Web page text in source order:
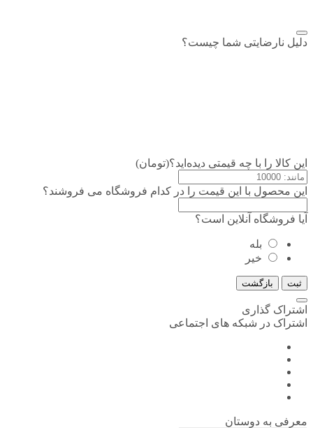
دلیل نارضایتی شما چیست؟
این کالا را با چه قیمتی دیده‌اید؟(تومان)
این محصول با این قیمت را در کدام فروشگاه می فروشند؟
آیا فروشگاه آنلاین است؟
بله
خیر
ثبت بازگشت
اشتراک گذاری
اشتراک در شبکه های اجتماعی
معرفی به دوستان